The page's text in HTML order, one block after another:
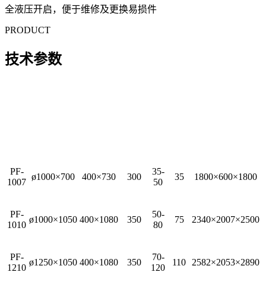
全液压开启，便于维修及更换易损件
PRODUCT
技术参数
PF-
1007
ø1000×700 400×730 300
35-
50
35 1800×600×1800
PF-
1010
ø1000×1050 400×1080 350
50-
80
75 2340×2007×2500
PF-
1210
ø1250×1050 400×1080 350
70-
120
110 2582×2053×2890